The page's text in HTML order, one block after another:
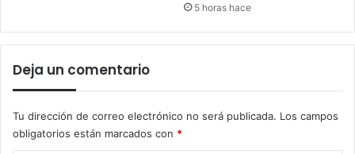
5 horas hace
Deja un comentario
Tu dirección de correo electrónico no será publicada. Los campos
obligatorios están marcados con *